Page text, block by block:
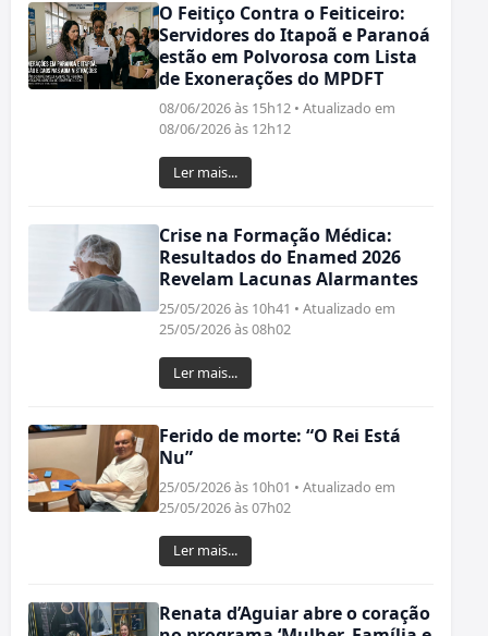
O Feitiço Contra o Feiticeiro:
Servidores do Itapoã e Paranoá
estão em Polvorosa com Lista
de Exonerações do MPDFT
08/06/2026 às 15h12 • Atualizado em
08/06/2026 às 12h12
Ler mais...
Crise na Formação Médica:
Resultados do Enamed 2026
Revelam Lacunas Alarmantes
25/05/2026 às 10h41 • Atualizado em
25/05/2026 às 08h02
Ler mais...
Ferido de morte: “O Rei Está
Nu”
25/05/2026 às 10h01 • Atualizado em
25/05/2026 às 07h02
Ler mais...
Renata d’Aguiar abre o coração